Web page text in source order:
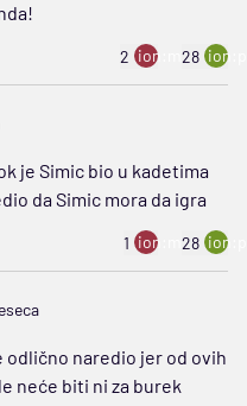
2 ion:minus
28
je Simic bio u kadetima
da Simic mora da igra
1 ion:minus
28
odlično naredio jer od ovih
neće biti ni za burek